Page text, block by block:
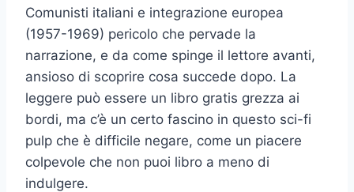
Comunisti italiani e integrazione europea
(1957-1969) pericolo che pervade la
narrazione, e da come spinge il lettore avanti,
ansioso di scoprire cosa succede dopo. La
leggere può essere un libro gratis grezza ai
bordi, ma c’è un certo fascino in questo sci-fi
pulp che è difficile negare, come un piacere
colpevole che non puoi libro a meno di
indulgere.